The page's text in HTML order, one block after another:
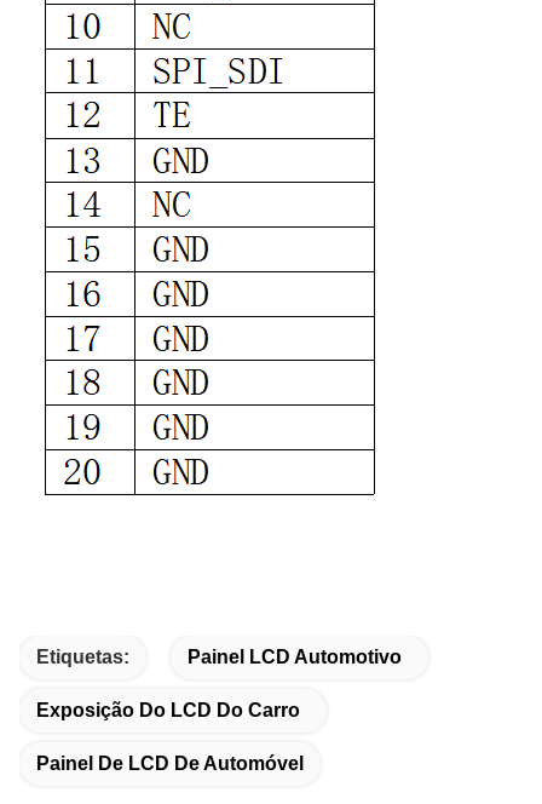
Etiquetas: Painel LCD Automotivo
Exposição Do LCD Do Carro
Painel De LCD De Automóvel